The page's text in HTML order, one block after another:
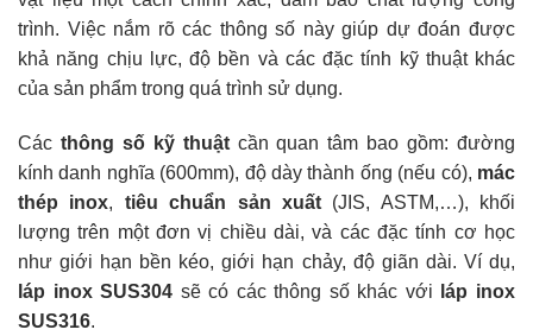
trình. Việc nắm rõ các thông số này giúp dự đoán được
khả năng chịu lực, độ bền và các đặc tính kỹ thuật khác
của sản phẩm trong quá trình sử dụng.
Các thông số kỹ thuậtcần quan tâm bao gồm: đường
kính danh nghĩa (600mm), độ dày thành ống (nếu có), mác
thép inox, tiêu chuẩn sản xuất(JIS, ASTM,…), khối
lượng trên một đơn vị chiều dài, và các đặc tính cơ học
như giới hạn bền kéo, giới hạn chảy, độ giãn dài. Ví dụ,
láp inox SUS304 sẽ có các thông số khác với
láp inox
SUS316.